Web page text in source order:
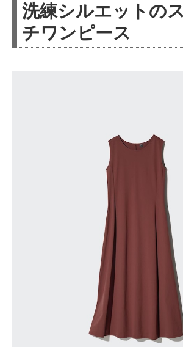
洗練シルエットの
チワンピース